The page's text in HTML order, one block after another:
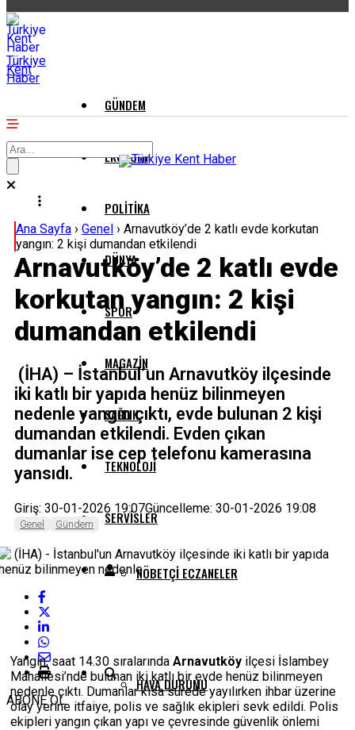
Türkiye
Kent
Haber
GÜNDEM
EKONOMI
POLITIKA
DÜNYA
SPOR
MAGAZIN
SAĞLIK
TEKNOLOJI
SERVISLER
NÖBETÇI ECZANELER
HAVA DURUMU
Ana Sayfa › Genel › Arnavutköy’de 2 katlı evde korkutan
yangın: 2 kişi dumandan etkilendi
Arnavutköy’de 2 katlı evde
korkutan yangın: 2 kişi
dumandan etkilendi
(İHA) – İstanbul’un Arnavutköy ilçesinde
iki katlı bir yapıda henüz bilinmeyen
nedenle yangın çıktı, evde bulunan 2 kişi
dumandan etkilendi. Evden çıkan
dumanlar ise cep telefonu kamerasına
yansıdı.
Giriş: 30-01-2026 19:07Güncelleme: 30-01-2026 19:08
Genel Gündem
ABONE OL
Yangın, saat 14.30 sıralarında Arnavutköy ilçesi İslambey
Mahallesi’nde bulunan iki katlı bir evde henüz bilinmeyen
nedenle çıktı. Dumanlar kısa sürede yayılırken ihbar üzerine
olay yerine itfaiye, polis ve sağlık ekipleri sevk edildi. Polis
ekipleri yangın çıkan yapı ve çevresinde güvenlik önlemi